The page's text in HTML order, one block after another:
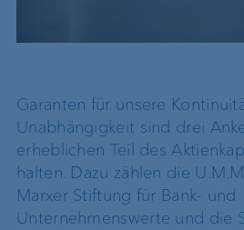
Garanten für unsere
Unabhängigkeit sind drei
erheblichen Teil des
halten. Dazu zählen die
Marxer Stiftung für Bank- und
Unternehmenswerte und die